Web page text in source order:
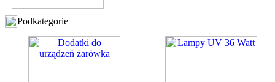
Podkategorie